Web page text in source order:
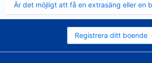
Är det möjligt att få en extrasäng eller en
mindre
Registrera ditt boende